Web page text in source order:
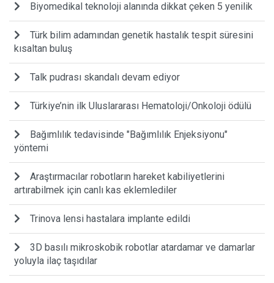
Biyomedikal teknoloji alanında dikkat çeken 5 yenilik
Türk bilim adamından genetik hastalık tespit süresini
kısaltan buluş
Talk pudrası skandalı devam ediyor
Türkiye’nin ilk Uluslararası Hematoloji/Onkoloji ödülü
Bağımlılık tedavisinde "Bağımlılık Enjeksiyonu"
yöntemi
Araştırmacılar robotların hareket kabiliyetlerini
artırabilmek için canlı kas eklemlediler
Trinova lensi hastalara implante edildi
3D basılı mikroskobik robotlar atardamar ve damarlar
yoluyla ilaç taşıdılar